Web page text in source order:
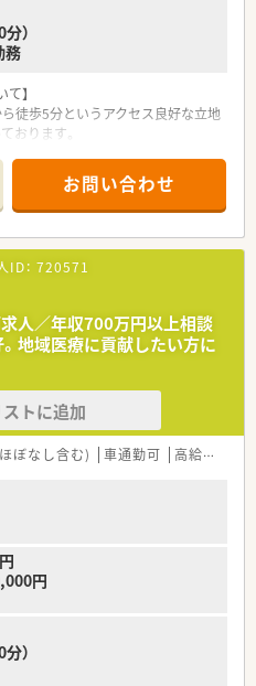
）
務
】
徒歩5分というアクセス良好な立地
おります。
対応します。
名の体制で協力しながら地域住民
の良い店舗です。
ついて】
募となっており早期にご入職いた
おります。
ョンを大切にし地域医療に貢献し
めております。
方を優遇いたしますが未経験の方
談ください。
調剤薬局を運営し居宅介護支援も
を担います。
的に貢献します。
ら患者様の健康生活や病院から在
で支援します。
お問い合わせ
ID： 720571
人／年収700万円以上相談
地域医療に貢献したい方に
トに追加
ぼなし含む) 車通勤可 高給与(600万円以上)
円
）